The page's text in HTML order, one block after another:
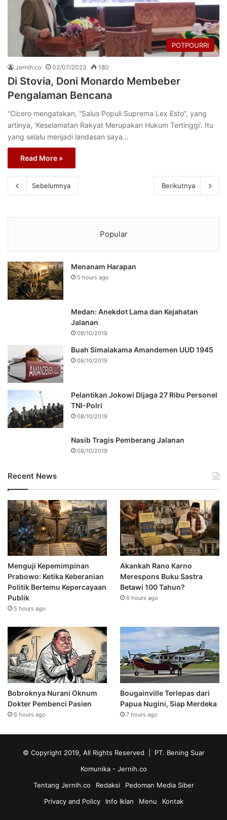
POTPOURRI
Jernih.co 02/07/2023 180
Di Stovia, Doni Monardo Membeber
Pengalaman Bencana
“Cicero mengatakan, “Salus Populi Suprema Lex Esto”, yang
artinya, ‘Keselamatan Rakyat Merupakan Hukum Tertinggi’. Itu
yang selalu menjadi landasan saya…
Read More »
Sebelumnya Berikutnya
Popular
Menanam Harapan
5 hours ago
Medan: Anekdot Lama dan Kejahatan
Jalanan
08/10/2019
Buah Simalakama Amandemen UUD 1945
08/10/2019
Pelantikan Jokowi Dijaga 27 Ribu Personel
TNI-Polri
08/10/2019
Nasib Tragis Pemberang Jalanan
08/10/2019
Recent News
Menguji Kepemimpinan
Prabowo: Ketika Keberanian
Politik Bertemu Kepercayaan
Publik
5 hours ago
Akankah Rano Karno
Merespons Buku Sastra
Betawi 100 Tahun?
6 hours ago
Bobroknya Nurani Oknum
Dokter Pembenci Pasien
6 hours ago
Bougainville Terlepas dari
Papua Nugini, Siap Merdeka
7 hours ago
© Copyright 2019, All Rights Reserved | PT. Bening Suar
Komunika - Jernih.co
Tentang Jernih.co
Redaksi
Pedoman Media Siber
Privacy and Policy
Info Iklan Menu Kontak